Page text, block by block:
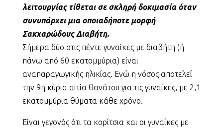
λειτουργίας τίθεται σε σκληρή δοκιμασία όταν
συνυπάρχει μια οποιαδήποτε μορφή
Σακχαρώδους Διαβήτη.
Σήμερα δύο στις πέντε γυναίκες με διαβήτη (ή
πάνω από 60 εκατομμύρια) είναι
αναπαραγωγικής ηλικίας. Ενώ η νόσος αποτελεί
την 9η κύρια αιτία θανάτου για τις γυναίκες, με 2,1
εκατομμύρια θύματα κάθε χρόνο.
Είναι γεγονός ότι τα κορίτσια και οι γυναίκες με